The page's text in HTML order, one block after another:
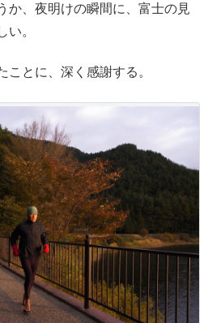
か、夜明けの瞬間に、富士の見
い。
ことに、深く感謝する。